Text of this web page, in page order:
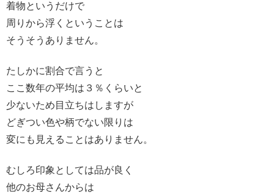
着物というだけで
周りから浮くということは
そうそうありません。
たしかに割合で言うと
ここ数年の平均は３％くらいと
少ないため目立ちはしますが
どぎつい色や柄でない限りは
変にも見えることはありません。
むしろ印象としては品が良く
他のお母さんからは